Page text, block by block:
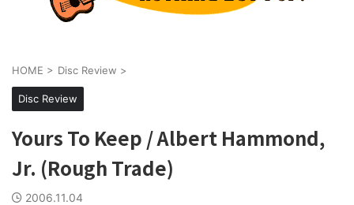
HOME > Disc Review >
Disc Review
Yours To Keep / Albert Hammond,
Jr. (Rough Trade)
2006.11.04